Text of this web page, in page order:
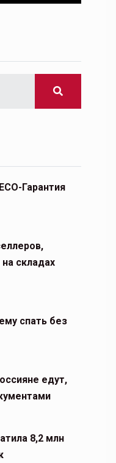
Гарантия
складах
спать без
едут,
8,2 млн